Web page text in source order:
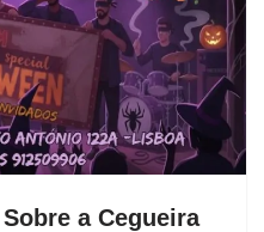
a Cegueira